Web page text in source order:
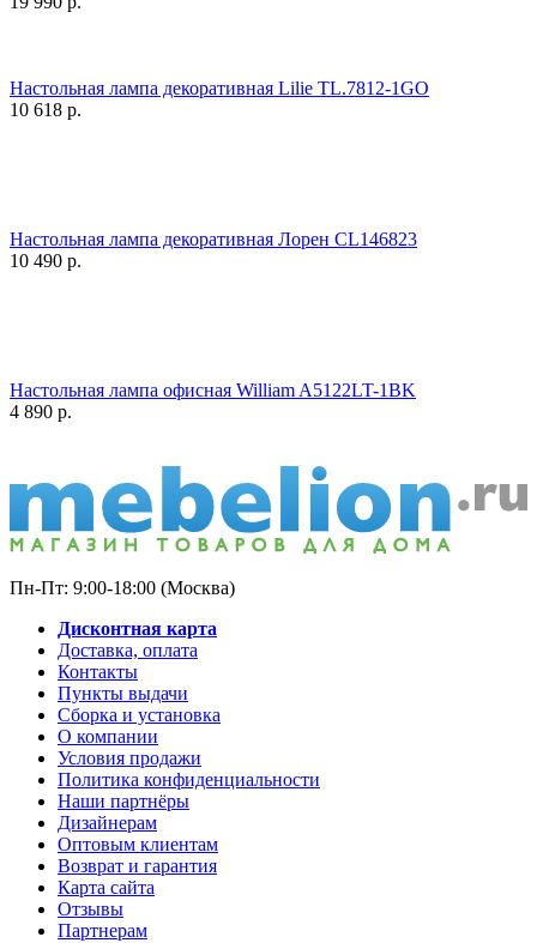
Настольная лампа декоративная Lilie TL.7812-1GO
10 618 р.
Настольная лампа декоративная Лорен CL146823
10 490 р.
Настольная лампа офисная William A5122LT-1BK
4 890 р.
Пн-Пт: 9:00-18:00 (Москва)
Дисконтная карта
Доставка, оплата
Контакты
Пункты выдачи
Сборка и установка
О компании
Условия продажи
Политика конфиденциальности
Наши партнёры
Дизайнерам
Оптовым клиентам
Возврат и гарантия
Карта сайта
Отзывы
Партнерам